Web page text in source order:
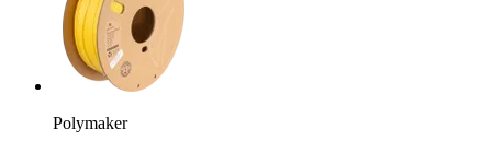
Polymaker